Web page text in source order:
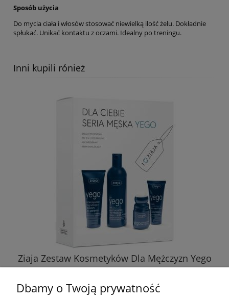
Sposób użycia
Do mycia ciała i włosów stosować niewielką ilość żelu. Dokładnie
spłukać. Unikać kontaktu z oczami. Idealny po treningu.
Inni kupili rónież
Ziaja Zestaw Kosmetyków Dla Mężczyzn Yego
33,99 zł
Dbamy o Twoją prywatność